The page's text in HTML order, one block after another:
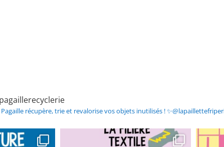
Pagaille récupère, trie et revalorise vos objets inutilisés !